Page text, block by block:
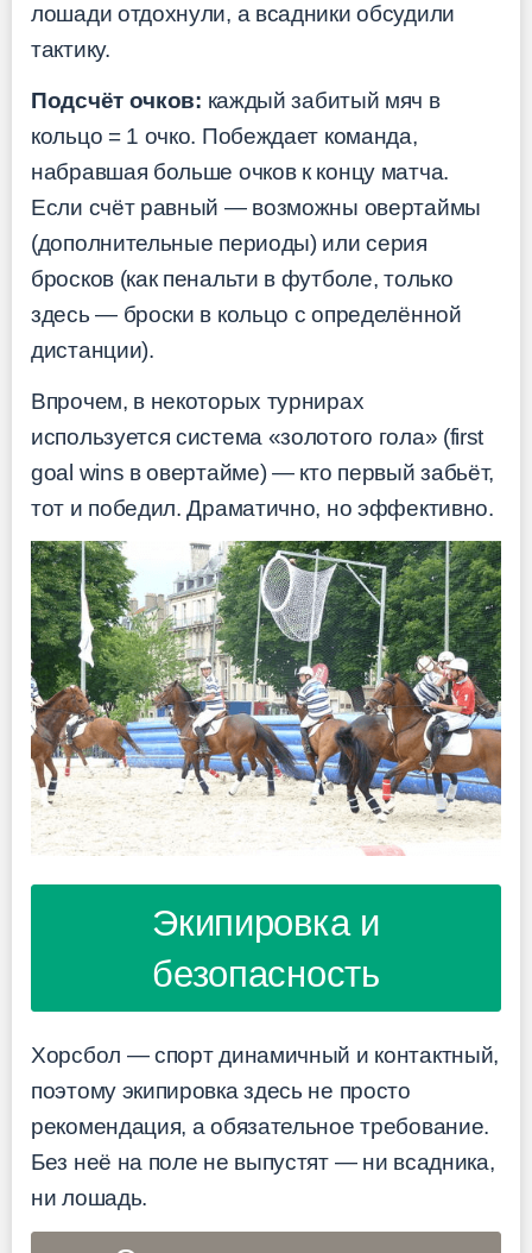
лошади отдохнули, а всадники обсудили
тактику.
Подсчёт очков: каждый забитый мяч в
кольцо = 1 очко. Побеждает команда,
набравшая больше очков к концу матча.
Если счёт равный — возможны овертаймы
(дополнительные периоды) или серия
бросков (как пенальти в футболе, только
здесь — броски в кольцо с определённой
дистанции).
Впрочем, в некоторых турнирах
используется система «золотого гола» (first
goal wins в овертайме) — кто первый забьёт,
тот и победил. Драматично, но эффективно.
Экипировка и
безопасность
Хорсбол — спорт динамичный и контактный,
поэтому экипировка здесь не просто
рекомендация, а обязательное требование.
Без неё на поле не выпустят — ни всадника,
ни лошадь.